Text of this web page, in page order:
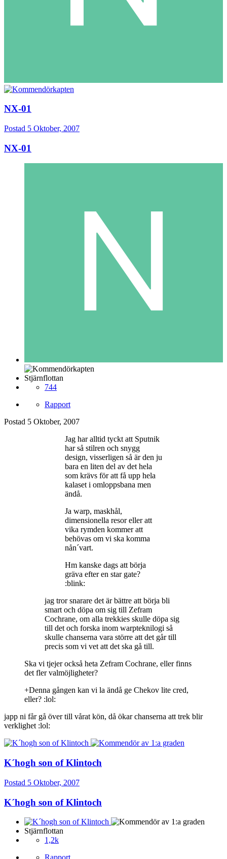
NX-01
Postad 5 Oktober, 2007
NX-01
Stjärnflottan
744
Rapport
Postad 5 Oktober, 2007
Jag har alltid tyckt att Sputnik
har så stilren och snygg
design, visserligen så är den ju
bara en liten del av det hela
som krävs för att få upp hela
kalaset i omloppsbana men
ändå.
Ja warp, maskhål,
dimensionella resor eller att
vika rymden kommer att
behövas om vi ska komma
nån´vart.
Hm kanske dags att börja
gräva efter en star gate?
:blink:
jag tror snarare det är bättre att börja bli
smart och döpa om sig till Zefram
Cochrane, om alla trekkies skulle döpa sig
till det och forska inom warpteknilogi så
skulle chanserna vara större att det går till
precis som vi vet att det ska gå till.
Ska vi tjejer också heta Zefram Cochrane, eller finns
det fler valmöjligheter?
+Denna gången kan vi la ändå ge Chekov lite cred,
eller? :lol:
japp ni får gå över till vårat kön, då ökar chanserna att trek blir
verklighet :lol:
K´hogh son of Klintoch
Postad 5 Oktober, 2007
K´hogh son of Klintoch
Stjärnflottan
1,2k